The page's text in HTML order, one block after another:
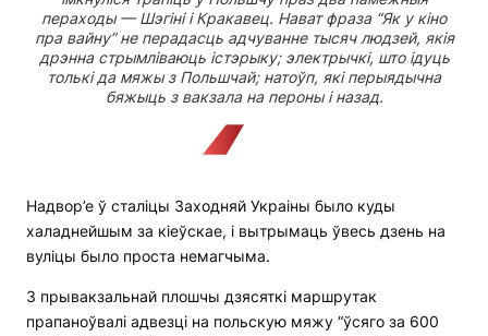
пераходы — Шэгіні і Кракавец. Нават фраза “Як у кіно
пра вайну” не перадасць адчуванне тысяч людзей, якія
дрэнна стрымліваюць істэрыку; электрычкі, што ідуць
толькі да мяжы з Польшчай; натоўп, які перыядычна
бяжыць з вакзала на пероны і назад.
Надвор’е ў сталіцы Заходняй Украіны было куды
халаднейшым за кіеўскае, і вытрымаць ўвесь дзень на
вуліцы было проста немагчыма.
З прывакзальнай плошчы дзясяткі маршрутак
прапаноўвалі адвезці на польскую мяжу “ўсяго за 600